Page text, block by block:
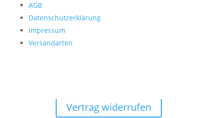
AGB
Datenschutzerklärung
Impressum
Versandarten
Vertrag widerrufen